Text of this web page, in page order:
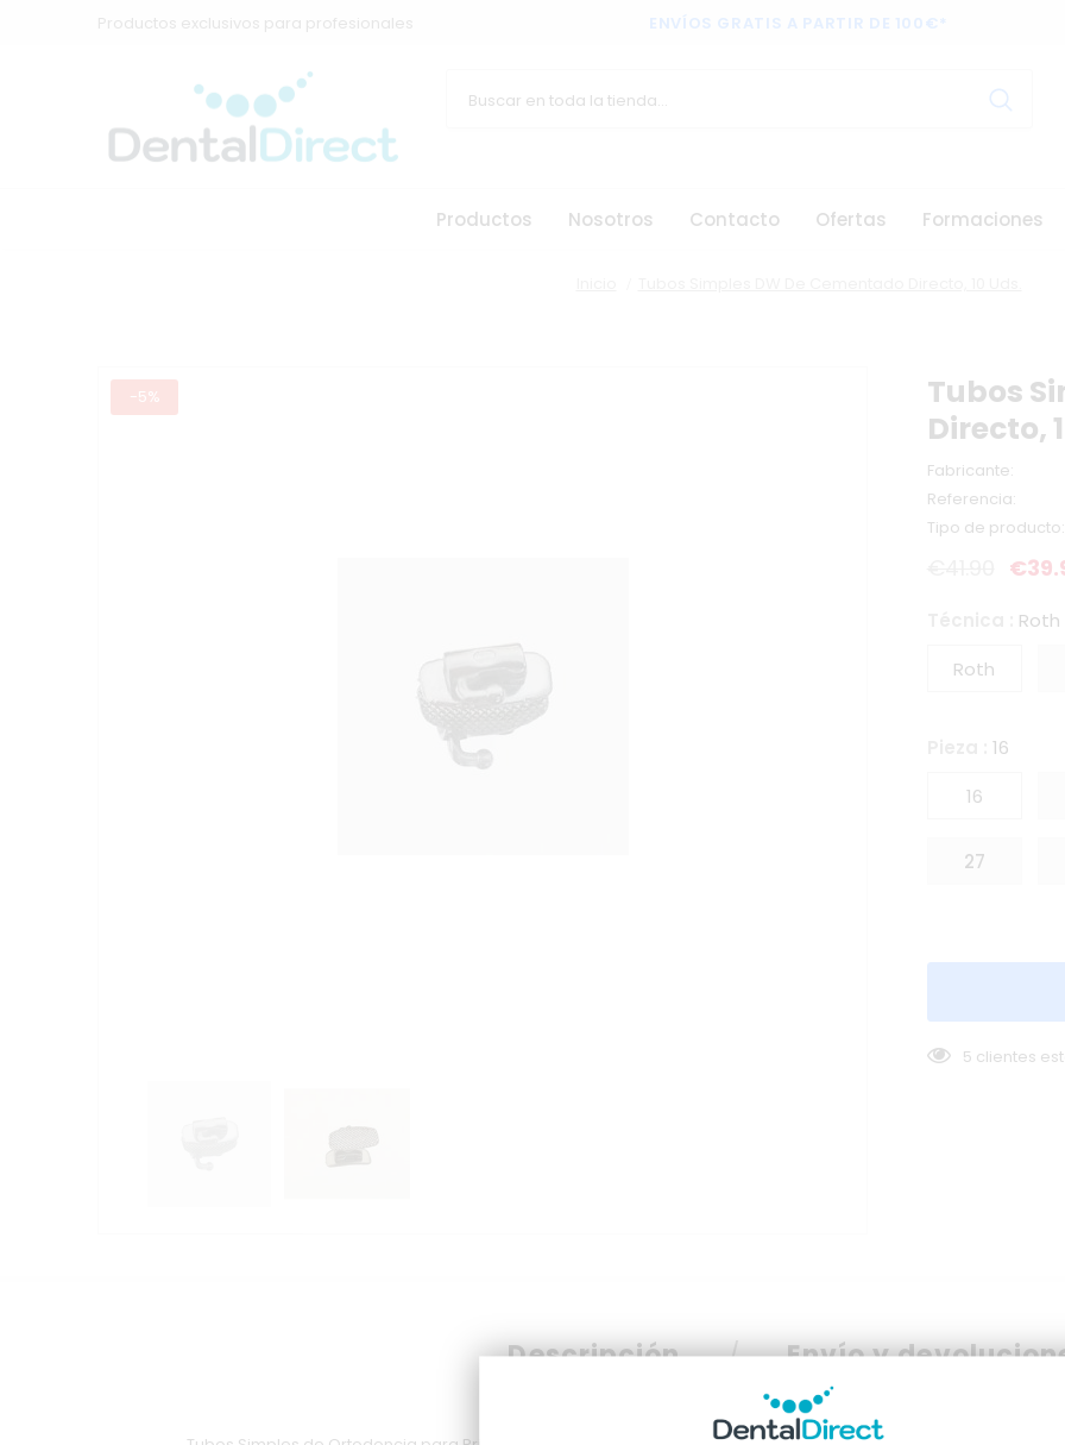
Productos exclusivos para profesionales ENVÍOS GRATIS A PARTIR DE 100€*
Productos Nosotros Contacto Ofertas Formaciones
-5%
Tubos
Directo,
Fabricante:
Referencia:
Tipo de producto:
Roth
Roth
16
16
27
5 clientes
Descripción Envío y